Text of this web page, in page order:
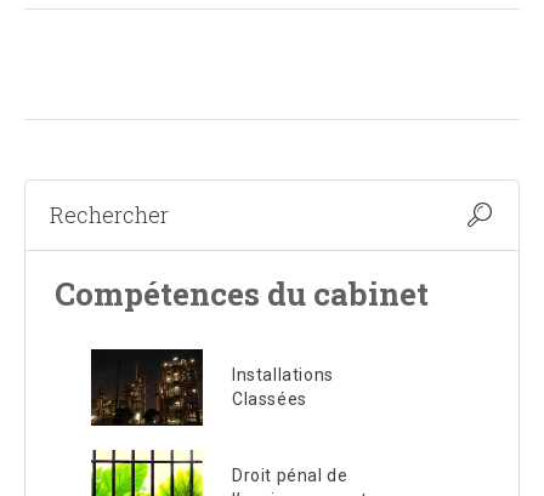
Compétences du cabinet
Installations
Classées
Droit pénal de